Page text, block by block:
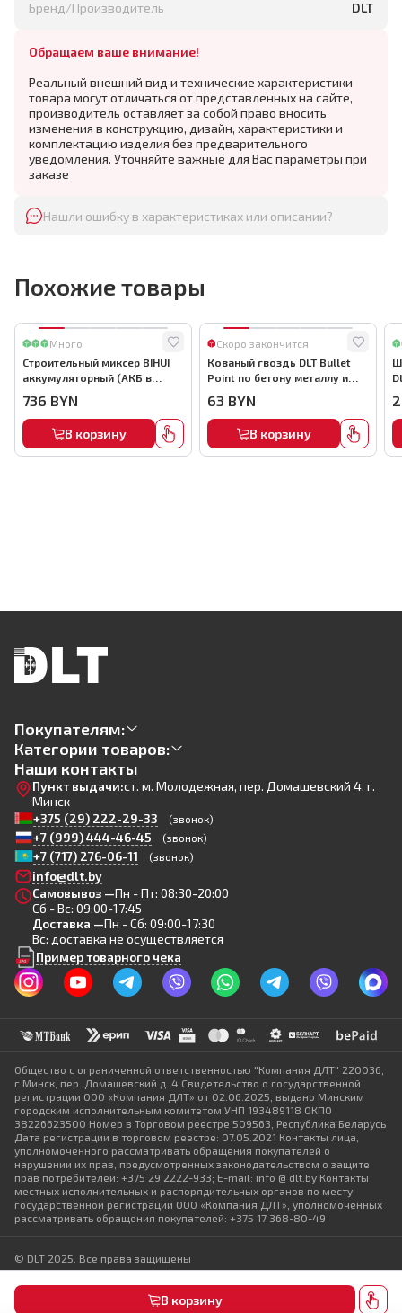
В корзину
Бренд/Производитель DLT
Обращаем ваше внимание!
Реальный внешний вид и технические характеристики
товара могут отличаться от представленных на сайте,
производитель оставляет за собой право вносить
изменения в конструкцию, дизайн, характеристики и
комплектацию изделия без предварительного
уведомления. Уточняйте важные для Вас параметры при
заказе
Нашли ошибку в характеристиках или описании?
Похожие товары
Много
Строительный миксер BIHUI
аккумуляторный (АКБ в
736 BYN
В корзину
Скоро закончится
Кованый гвоздь DLT Bullet
Point по бетону металлу и
арт.0116
63 BYN
В корзину
Покупателям:
Категории товаров:
Наши контакты
Пункт выдачи:ст. м. Молодежная, пер. Домашевский 4, г.
Минск
+375 (29) 222-29-33
(звонок)
+7 (999) 444-46-45 (звонок)
+7 (717) 276-06-11 (звонок)
info@dlt.by
Самовывоз —Пн - Пт: 08:30-20:00
Сб - Вс: 09:00-17:45
Доставка —Пн - Сб: 09:00-17:30
Вс: доставка не осуществляется
Пример товарного чека
Общество с ограниченной ответственностью "Компания ДЛТ" 220036,
г.Минск, пер. Домашевский д. 4 Свидетельство о государственной
регистрации ООО «Компания ДЛТ» от 02.06.2025, выдано Минским
городским исполнительным комитетом УНП 193489118 ОКПО
38226623500 Номер в Торговом реестре 509563, Республика Беларусь
Дата регистрации в торговом реестре: 07.05.2021 Контакты лица,
уполномоченного рассматривать обращения покупателей о
нарушении их прав, предусмотренных законодательством о защите
прав потребителей: +375 29 2222-933; E-mail: info @ dlt.by Контакты
местных исполнительных и распорядительных органов по месту
государственной регистрации ООО «Компания ДЛТ», уполномоченных
рассматривать обращения покупателей: +375 17 368-80-49
© DLT 2025. Все права защищены
Политика конфиденциальности
Выбор настроек Cookie
Разработка сайта — SLAM